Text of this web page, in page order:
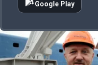
Google Play